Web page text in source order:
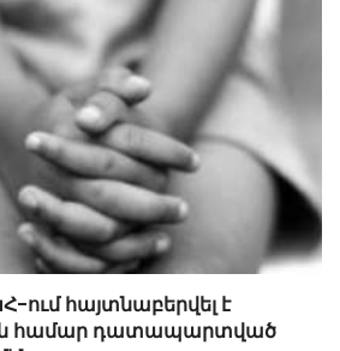
ում հայտնաբերվել է
համար դատապարտված